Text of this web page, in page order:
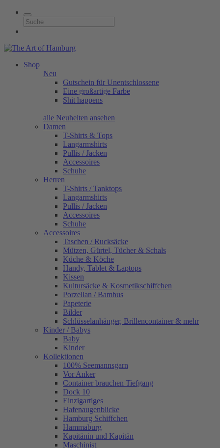
Shop
Neu
Gutschein für Unentschlossene
Eine großartige Farbe
Shit happens
alle Neuheiten ansehen
Damen
T-Shirts & Tops
Langarmshirts
Pullis / Jacken
Accessoires
Schuhe
Herren
T-Shirts / Tanktops
Langarmshirts
Pullis / Jacken
Accessoires
Schuhe
Accessoires
Taschen / Rucksäcke
Mützen, Gürtel, Tücher & Schals
Küche & Köche
Handy, Tablet & Laptops
Kissen
Kultursäcke & Kosmetikschiffchen
Porzellan / Bambus
Papeterie
Bilder
Schlüsselanhänger, Brillencontainer & mehr
Kinder / Babys
Baby
Kinder
Kollektionen
100% Seemannsgarn
Vor Anker
Container brauchen Tiefgang
Dock 10
Einzigartiges
Hafenaugen­blicke
Hamburg Schiffchen
Hammaburg
Kapitänin und Kapitän
Maschinist